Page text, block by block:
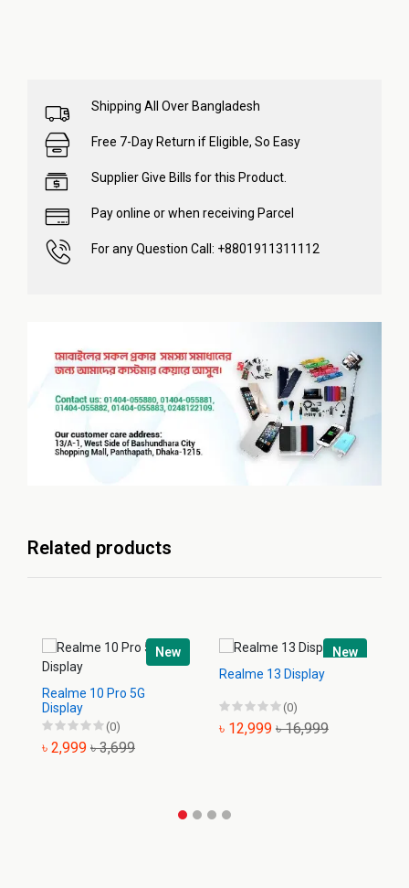
Shipping All Over Bangladesh
Free 7-Day Return if Eligible, So Easy
Supplier Give Bills for this Product.
Pay online or when receiving Parcel
For any Question Call: +8801911311112
Related products
New
Realme 10 Pro 5G
Display
(0)
৳ 2,999 ৳ 3,699
New
Realme 13 Display
(0)
৳ 12,999 ৳ 16,999